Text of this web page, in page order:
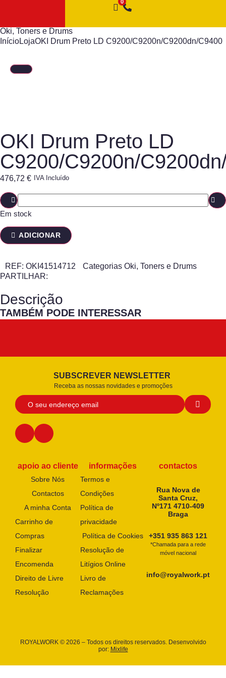
Oki, Toners e Drums
InícioLojaOKI Drum Preto LD C9200/C9200n/C9200dn/C9400
OKI Drum Preto LD
C9200/C9200n/
476,72 € IVA Incluído
Em stock
ADICIONAR
REF: OKI41514712 Categorias Oki, Toners e Drums
PARTILHAR:
Descrição
TAMBÉM PODE INTERESSAR
SUBSCREVER NEWSLETTER
Receba as nossas novidades e promoções
apoio ao cliente
Sobre Nós
Contactos
A minha Conta
Carrinho de
Compras
Finalizar
Encomenda
Direito de Livre
Resolução
informações
Termos e
Condições
Política de
privacidade
Política de Cookies
Resolução de
Litígios Online
Livro de
Reclamações
contactos
Rua Nova de
Santa Cruz,
Nº171 4710-409
Braga
+351 935 863 121
*Chamada para a rede
móvel nacional
info@royalwork.pt
ROYALWORK © 2026 – Todos os direitos reservados. Desenvolvido
por: Mixlife